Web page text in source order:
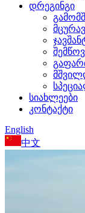
დრეგინგი
სიახლეები
კონტაქტი
English
中文